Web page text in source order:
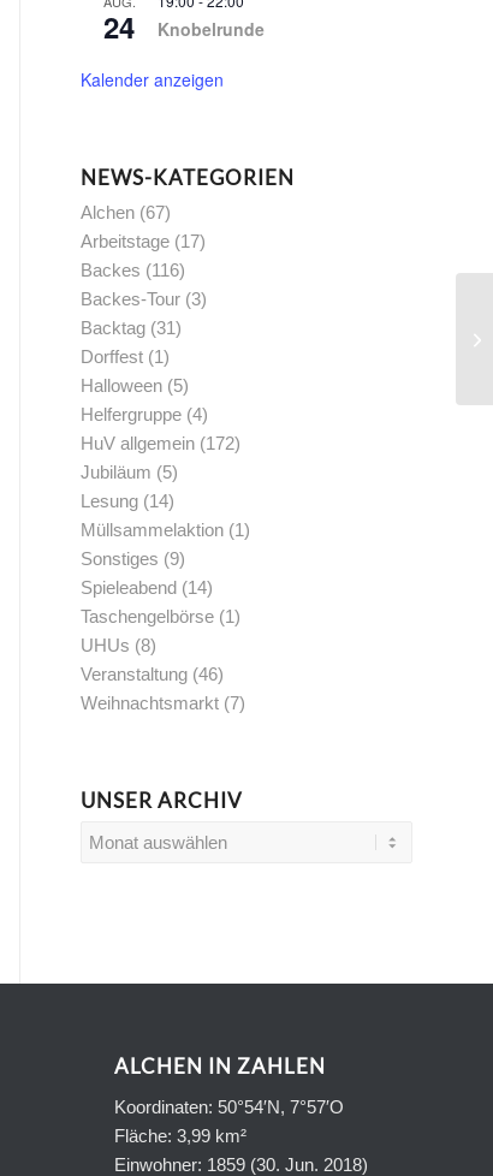
24 Knobelrunde
Kalender anzeigen
NEWS-KATEGORIEN
Alchen (67)
Arbeitstage (17)
Backes (116)
Backes-Tour (3)
Backtag (31)
Dorffest (1)
Halloween (5)
Helfergruppe (4)
HuV allgemein (172)
Jubiläum (5)
Lesung (14)
Müllsammelaktion (1)
Sonstiges (9)
Spieleabend (14)
Taschengelbörse (1)
UHUs (8)
Veranstaltung (46)
Weihnachtsmarkt (7)
UNSER ARCHIV
ALCHEN IN ZAHLEN
Koordinaten: 50°54′N, 7°57′O
Fläche: 3,99 km²
Einwohner: 1859 (30. Jun. 2018)